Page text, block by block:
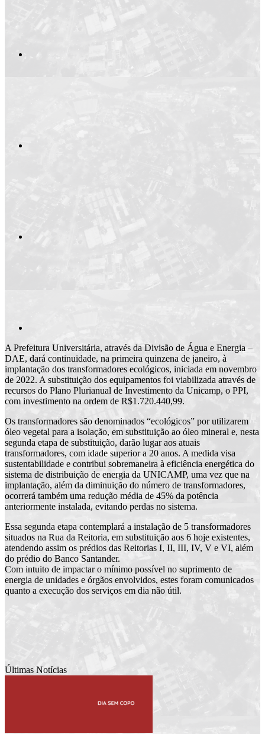
A Prefeitura Universitária, através da Divisão de Água e Energia –
DAE, dará continuidade, na primeira quinzena de janeiro, à
implantação dos transformadores ecológicos, iniciada em novembro
de 2022. A substituição dos equipamentos foi viabilizada através de
recursos do Plano Plurianual de Investimento da Unicamp, o PPI,
com investimento na ordem de R$1.720.440,99.
Os transformadores são denominados “ecológicos” por utilizarem
óleo vegetal para a isolação, em substituição ao óleo mineral e, nesta
segunda etapa de substituição, darão lugar aos atuais
transformadores, com idade superior a 20 anos. A medida visa
sustentabilidade e contribui sobremaneira à eficiência energética do
sistema de distribuição de energia da UNICAMP, uma vez que na
implantação, além da diminuição do número de transformadores,
ocorrerá também uma redução média de 45% da potência
anteriormente instalada, evitando perdas no sistema.
Essa segunda etapa contemplará a instalação de 5 transformadores
situados na Rua da Reitoria, em substituição aos 6 hoje existentes,
atendendo assim os prédios das Reitorias I, II, III, IV, V e VI, além
do prédio do Banco Santander.
Com intuito de impactar o mínimo possível no suprimento de
energia de unidades e órgãos envolvidos, estes foram comunicados
quanto a execução dos serviços em dia não útil.
Últimas Notícias